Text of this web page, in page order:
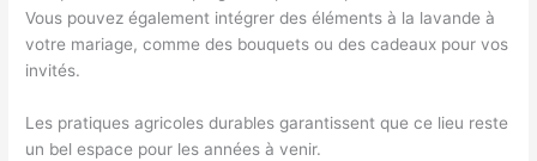
Vous pouvez également intégrer des éléments à la lavande à
votre mariage, comme des bouquets ou des cadeaux pour vos
invités.
Les pratiques agricoles durables garantissent que ce lieu reste
un bel espace pour les années à venir.